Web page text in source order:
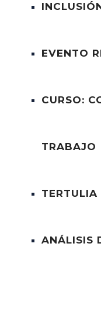
EVENTO
CURSO:
TRABAJO
ANÁLISIS